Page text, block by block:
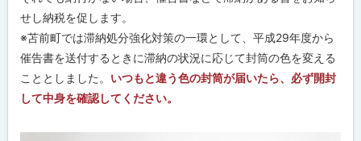
せし納税を促します。
※苫前町では滞納処分強化対策の一環として、平成29年度から
催告書を送付するときに滞納の状況に応じて封筒の色を変える
こととしました。 いつもと違う色の封筒が届いたら、必ず開封
して中身を確認してください。